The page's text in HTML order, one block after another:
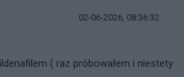
02-06-2026, 08:36:32
( raz próbowałem i niestety